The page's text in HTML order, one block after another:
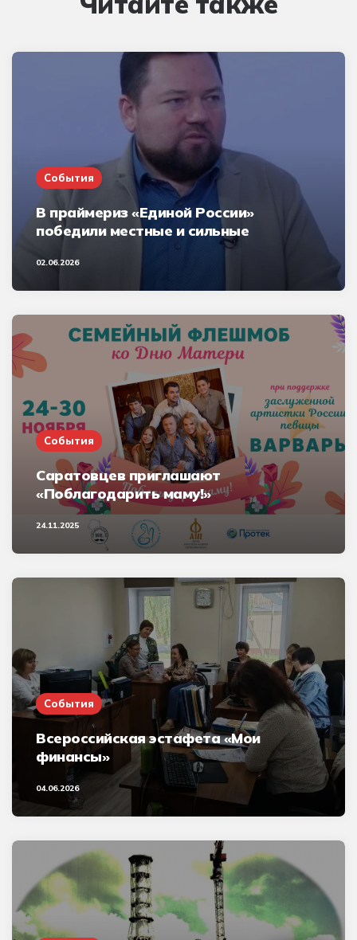
События
В праймериз «Единой России»
победили местные и сильные
02.06.2026
События
Саратовцев приглашают
«Поблагодарить маму!»
24.11.2025
События
Всероссийская эстафета «Мои
финансы»
04.06.2026